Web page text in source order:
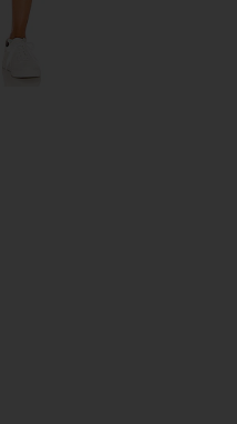
レス